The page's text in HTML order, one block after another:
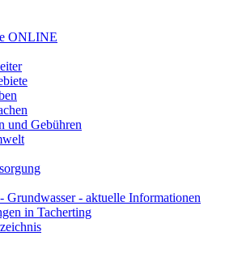
ONLINE
und Gebühren
Grundwasser - aktuelle Informationen
in Tacherting